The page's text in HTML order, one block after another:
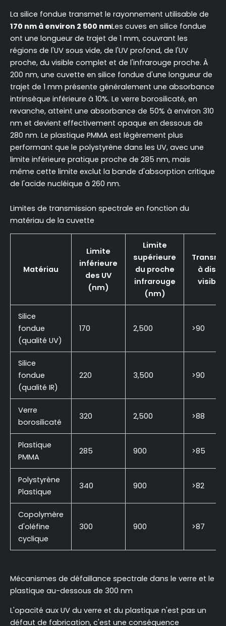
La silice fondue transmet le rayonnement utilisable de
170 nm à environ 2 500 nmLes cuves en silice fondue
ont une longueur de trajet de 1 mm, couvrant les
régions de l'UV sous vide, de l'UV profond, de l'UV
proche, du visible complet et de l'infrarouge proche. À
200 nm, une cuvette en silice fondue d'une longueur de
trajet de 1 mm présente généralement une absorbance
intrinsèque inférieure à 10%. Le verre borosilicaté, en
revanche, atteint une absorbance de 50% à environ 310
nm et devient effectivement opaque en dessous de
280 nm. Le plastique PMMA est légèrement plus
performant que le polystyrène dans les UV, avec une
limite inférieure pratique proche de 285 nm, mais
même cette limite exclut la bande d'absorption critique
de l'acide nucléique à 260 nm.
Limites de transmission spectrale en fonction du
matériau de la cuvette
Matériau
Limite
inférieure
des UV
(nm)
Limite
supérieure
du proche
infrarouge
(nm)
à
visible
Silice
fondue
(qualité UV)
170 2,500 >90
Silice
fondue
(qualité IR)
220 3,500 >90
Verre
borosilicaté
320 2,500 >88
Plastique
PMMA
285 900 >85
Polystyrène
Plastique
340 900 >82
Copolymère
d'oléfine
cyclique
300 900 >87
Mécanismes de défaillance spectrale dans le verre et le
plastique au-dessous de 300 nm
L'opacité aux UV du verre et du plastique n'est pas un
défaut de fabrication, c'est une conséquence